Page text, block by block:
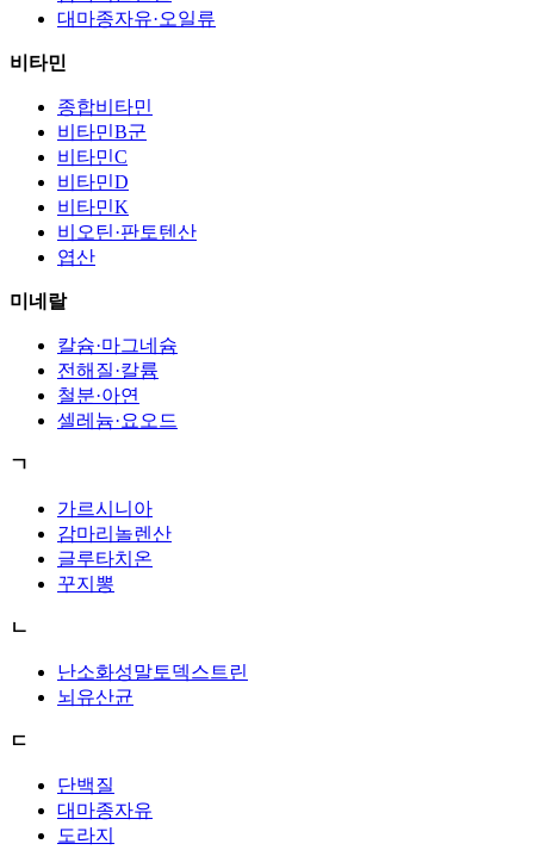
대마종자유·오일류
비타민
종합비타민
비타민B군
비타민C
비타민D
비타민K
비오틴·판토텐산
엽산
미네랄
칼슘·마그네슘
전해질·칼륨
철분·아연
셀레늄·요오드
ㄱ
가르시니아
감마리놀렌산
글루타치온
꾸지뽕
ㄴ
난소화성말토덱스트린
뇌유산균
ㄷ
단백질
대마종자유
도라지